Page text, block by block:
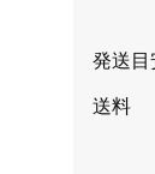
発送目
送料